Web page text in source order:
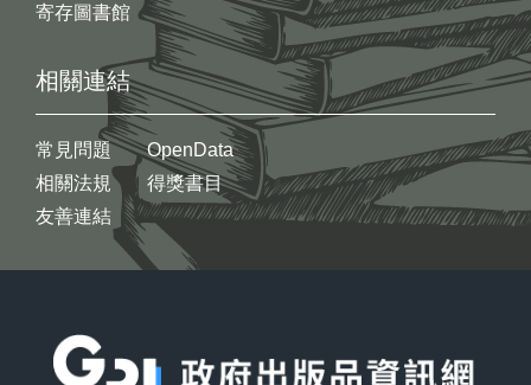
寄存圖書館
相關連結
常見問題
相關法規
友善連結
OpenData
得獎書目